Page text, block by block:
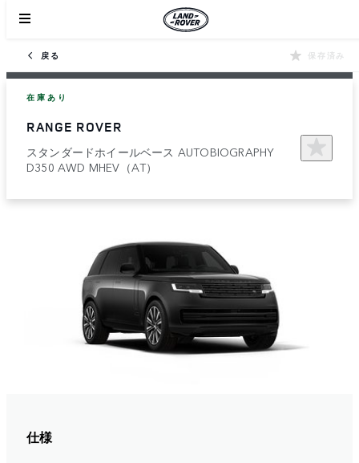
戻る 保存済み
在庫あり
RANGE ROVER
スタンダードホイールベース AUTOBIOGRAPHY
D350 AWD MHEV（AT）
仕様